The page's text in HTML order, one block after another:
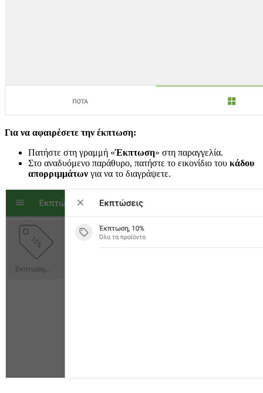
Για να αφαιρέσετε την έκπτωση:
Πατήστε στη γραμμή «Έκπτωση» στη παραγγελία.
Στο αναδυόμενο παράθυρο, πατήστε το εικονίδιο του κάδου
απορριμμάτων για να το διαγράψετε.